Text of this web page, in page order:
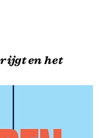
en het